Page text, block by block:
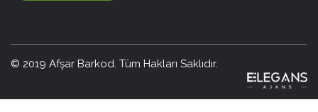
© 2019 Afşar Barkod. Tüm Hakları Saklıdır.